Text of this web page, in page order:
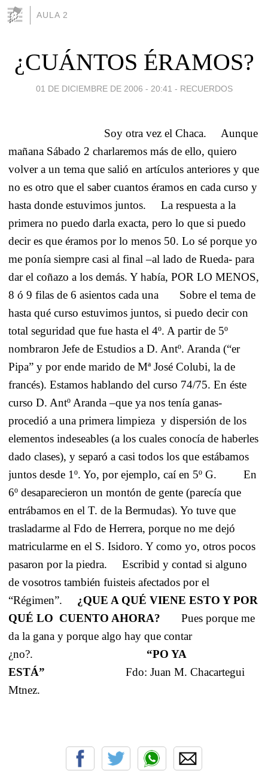
AULA 2
¿CUÁNTOS ÉRAMOS?
01 DE DICIEMBRE DE 2006 - 20:41 - RECUERDOS
Soy otra vez el Chaca.
Aunque
mañana Sábado 2 charlaremos más de ello, quiero
volver a un tema que salió en artículos anteriores y que
no es otro que el saber cuantos éramos en cada curso y
hasta donde estuvimos juntos.
La respuesta a la
primera no puedo darla exacta, pero lo que si puedo
decir es que éramos por lo menos 50. Lo sé porque yo
me ponía siempre casi al final –al lado de Rueda- para
dar el coñazo a los demás. Y había, POR LO MENOS,
8 ó 9 filas de 6 asientos cada una
Sobre el tema de
hasta qué curso estuvimos juntos, si puedo decir con
total seguridad que fue hasta el 4º. A partir de 5º
nombraron Jefe de Estudios a D. Antº. Aranda (“er
Pipa” y por ende marido de Mª José Colubi, la de
francés). Estamos hablando del curso 74/75. En éste
curso D. Antº Aranda –que ya nos tenía ganas-
procedió a una primera limpieza y dispersión de los
elementos indeseables (a los cuales conocía de haberles
dado clases), y separó a casi todos los que estábamos
juntos desde 1º. Yo, por ejemplo, caí en 5º G.
En
6º desaparecieron un montón de gente (parecía que
entrábamos en el T. de la Bermudas). Yo tuve que
trasladarme al Fdo de Herrera, porque no me dejó
matricularme en el S. Isidoro. Y como yo, otros pocos
pasaron por la piedra.
Escribid y contad si alguno
de vosotros también fuisteis afectados por el
“Régimen”.
¿QUE A QUÉ VIENE ESTO Y POR
QUÉ LO CUENTO AHORA?
Pues porque me
da la gana y porque algo hay que contar
¿no?.
“PO YA
ESTÁ”
Fdo: Juan M. Chacartegui
Mtnez.